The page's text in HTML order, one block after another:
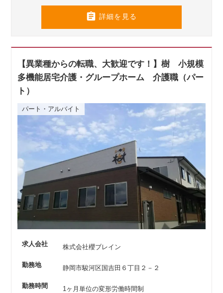
 詳細を見る
【異業種からの転職、大歓迎です！】樹 小規模
多機能居宅介護・グループホーム 介護職（パー
ト）
パート・アルバイト
求人会社 株式会社櫻ブレイン
勤務地 静岡市駿河区国吉田６丁目２－２
勤務時間 1ヶ月単位の変形労働時間制